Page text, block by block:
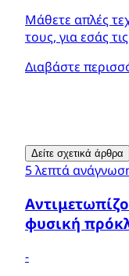
Μάθετε απλές
τους, για εσάς
Διαβάστε
Δείτε σχετικά άρθρα
5 λεπτά
φυσική
-